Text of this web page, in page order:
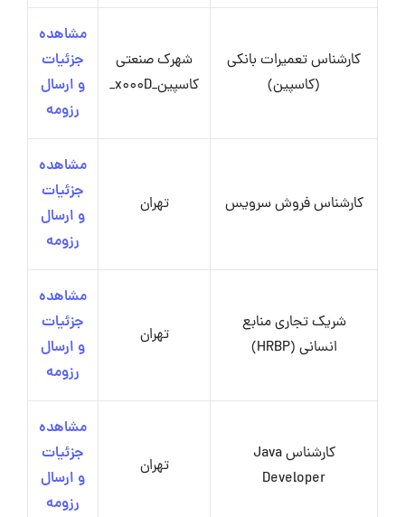
کارشناس تعمیرات بانکی
(کاسپین)
شهرک صنعتی
کاسپین_x000D_
مشاهده
جزئیات
و ارسال
رزومه
کارشناس فروش سرویس تهران
مشاهده
جزئیات
و ارسال
رزومه
شریک تجاری منابع
انسانی (HRBP)
تهران
مشاهده
جزئیات
و ارسال
رزومه
کارشناس Java
Developer
تهران
مشاهده
جزئیات
و ارسال
رزومه